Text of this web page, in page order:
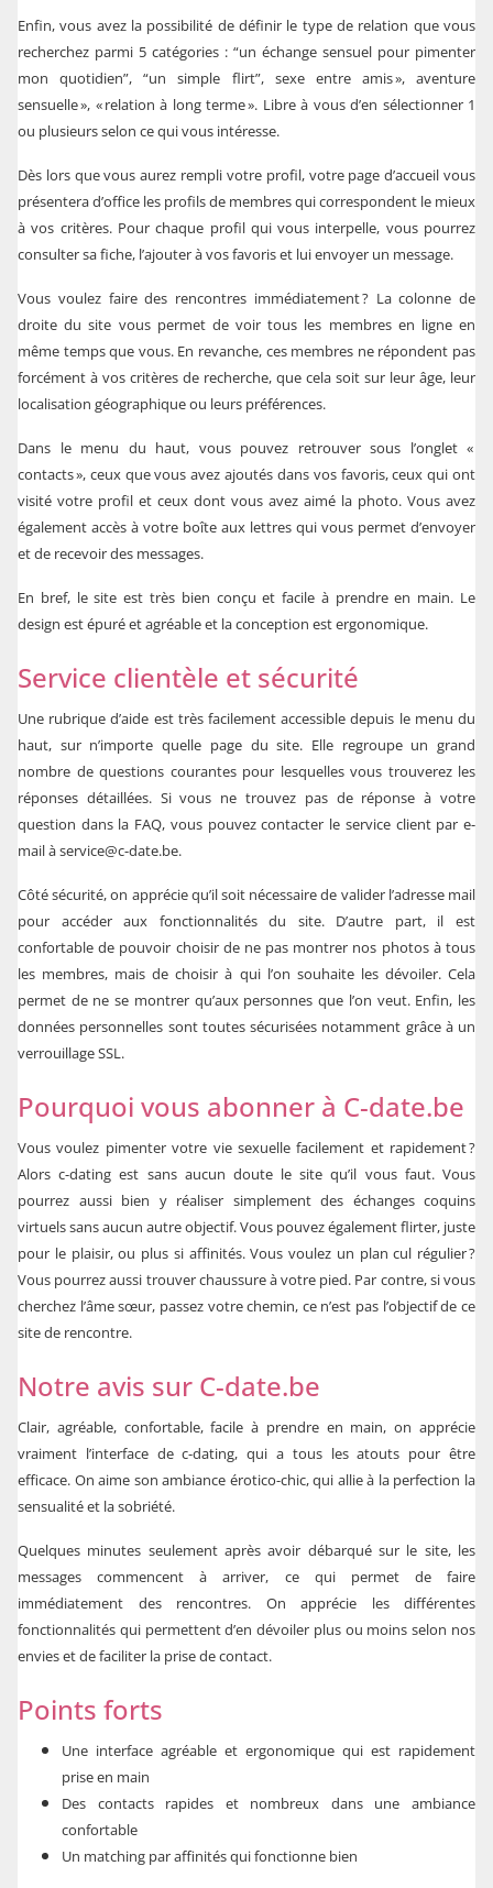
Enfin, vous avez la possibilité de définir le type de relation que vous
recherchez parmi 5 catégories : “un échange sensuel pour pimenter
mon quotidien”, “un simple flirt”, sexe entre amis », aventure
sensuelle », « relation à long terme ». Libre à vous d’en sélectionner 1
ou plusieurs selon ce qui vous intéresse.
Dès lors que vous aurez rempli votre profil, votre page d’accueil vous
présentera d’office les profils de membres qui correspondent le mieux
à vos critères. Pour chaque profil qui vous interpelle, vous pourrez
consulter sa fiche, l’ajouter à vos favoris et lui envoyer un message.
Vous voulez faire des rencontres immédiatement ? La colonne de
droite du site vous permet de voir tous les membres en ligne en
même temps que vous. En revanche, ces membres ne répondent pas
forcément à vos critères de recherche, que cela soit sur leur âge, leur
localisation géographique ou leurs préférences.
Dans le menu du haut, vous pouvez retrouver sous l’onglet «
contacts », ceux que vous avez ajoutés dans vos favoris, ceux qui ont
visité votre profil et ceux dont vous avez aimé la photo. Vous avez
également accès à votre boîte aux lettres qui vous permet d’envoyer
et de recevoir des messages.
En bref, le site est très bien conçu et facile à prendre en main. Le
design est épuré et agréable et la conception est ergonomique.
Service clientèle et sécurité
Une rubrique d’aide est très facilement accessible depuis le menu du
haut, sur n’importe quelle page du site. Elle regroupe un grand
nombre de questions courantes pour lesquelles vous trouverez les
réponses détaillées. Si vous ne trouvez pas de réponse à votre
question dans la FAQ, vous pouvez contacter le service client par e-
mail à service@c-date.be.
Côté sécurité, on apprécie qu’il soit nécessaire de valider l’adresse mail
pour accéder aux fonctionnalités du site. D’autre part, il est
confortable de pouvoir choisir de ne pas montrer nos photos à tous
les membres, mais de choisir à qui l’on souhaite les dévoiler. Cela
permet de ne se montrer qu’aux personnes que l’on veut. Enfin, les
données personnelles sont toutes sécurisées notamment grâce à un
verrouillage SSL.
Pourquoi vous abonner à C-date.be
Vous voulez pimenter votre vie sexuelle facilement et rapidement ?
Alors c-dating est sans aucun doute le site qu’il vous faut. Vous
pourrez aussi bien y réaliser simplement des échanges coquins
virtuels sans aucun autre objectif. Vous pouvez également flirter, juste
pour le plaisir, ou plus si affinités. Vous voulez un plan cul régulier ?
Vous pourrez aussi trouver chaussure à votre pied. Par contre, si vous
cherchez l’âme sœur, passez votre chemin, ce n’est pas l’objectif de ce
site de rencontre.
Notre avis sur C-date.be
Clair, agréable, confortable, facile à prendre en main, on apprécie
vraiment l’interface de c-dating, qui a tous les atouts pour être
efficace. On aime son ambiance érotico-chic, qui allie à la perfection la
sensualité et la sobriété.
Quelques minutes seulement après avoir débarqué sur le site, les
messages commencent à arriver, ce qui permet de faire
immédiatement des rencontres. On apprécie les différentes
fonctionnalités qui permettent d’en dévoiler plus ou moins selon nos
envies et de faciliter la prise de contact.
Points forts
Une interface agréable et ergonomique qui est rapidement
prise en main
Des contacts rapides et nombreux dans une ambiance
confortable
Un matching par affinités qui fonctionne bien